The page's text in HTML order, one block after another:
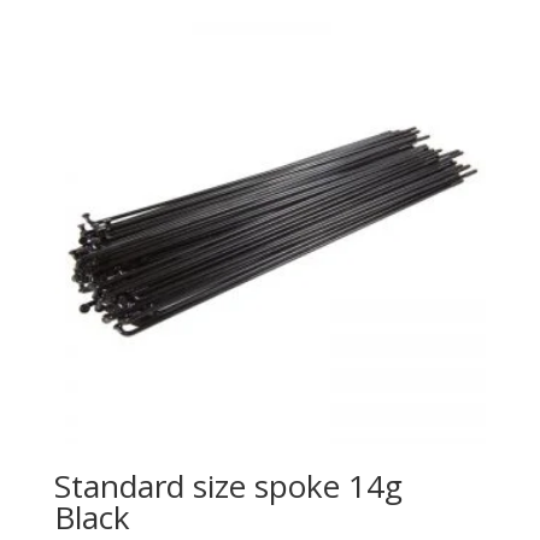
Standard size spoke 14g
Black